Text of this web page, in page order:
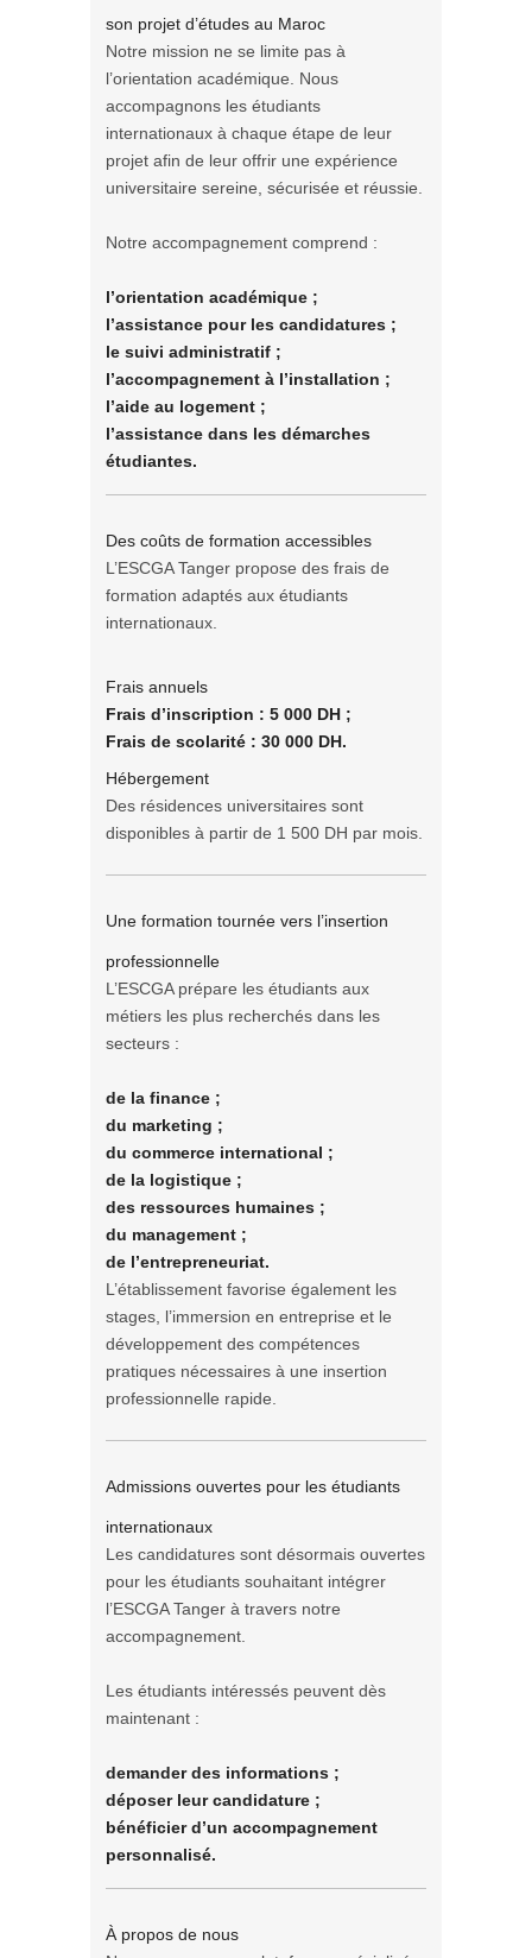
son projet d’études au Maroc
Notre mission ne se limite pas à
l’orientation académique. Nous
accompagnons les étudiants
internationaux à chaque étape de leur
projet afin de leur offrir une expérience
universitaire sereine, sécurisée et réussie.
Notre accompagnement comprend :
l’orientation académique ;
l’assistance pour les candidatures ;
le suivi administratif ;
l’accompagnement à l’installation ;
l’aide au logement ;
l’assistance dans les démarches
étudiantes.
Des coûts de formation accessibles
L’ESCGA Tanger propose des frais de
formation adaptés aux étudiants
internationaux.
Frais annuels
Frais d’inscription : 5 000 DH ;
Frais de scolarité : 30 000 DH.
Hébergement
Des résidences universitaires sont
disponibles à partir de 1 500 DH par mois.
Une formation tournée vers l’insertion
professionnelle
L’ESCGA prépare les étudiants aux
métiers les plus recherchés dans les
secteurs :
de la finance ;
du marketing ;
du commerce international ;
de la logistique ;
des ressources humaines ;
du management ;
de l’entrepreneuriat.
L’établissement favorise également les
stages, l’immersion en entreprise et le
développement des compétences
pratiques nécessaires à une insertion
professionnelle rapide.
Admissions ouvertes pour les étudiants
internationaux
Les candidatures sont désormais ouvertes
pour les étudiants souhaitant intégrer
l’ESCGA Tanger à travers notre
accompagnement.
Les étudiants intéressés peuvent dès
maintenant :
demander des informations ;
déposer leur candidature ;
bénéficier d’un accompagnement
personnalisé.
À propos de nous